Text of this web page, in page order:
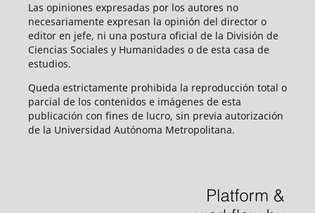
Las opiniones expresadas por los autores no
necesariamente expresan la opinión del director o
editor en jefe, ni una postura oficial de la División de
Ciencias Sociales y Humanidades o de esta casa de
estudios.
Queda estrictamente prohibida la reproducción total o
parcial de los contenidos e imágenes de esta
publicación con fines de lucro, sin previa autorización
de la Universidad Autónoma Metropolitana.